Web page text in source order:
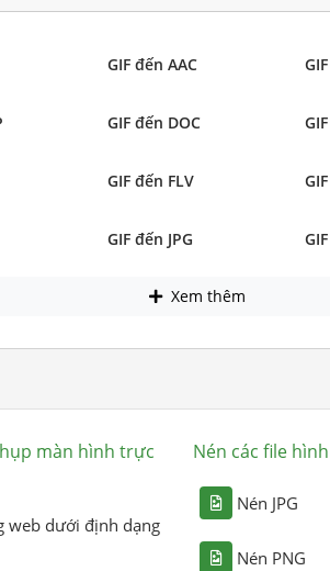
GIF đến AAC
GIF đến DOC
GIF đến FLV
GIF đến JPG
Xem thêm
màn hình trực
web dưới định dạng
Nén các file
Nén JPG
Nén PNG